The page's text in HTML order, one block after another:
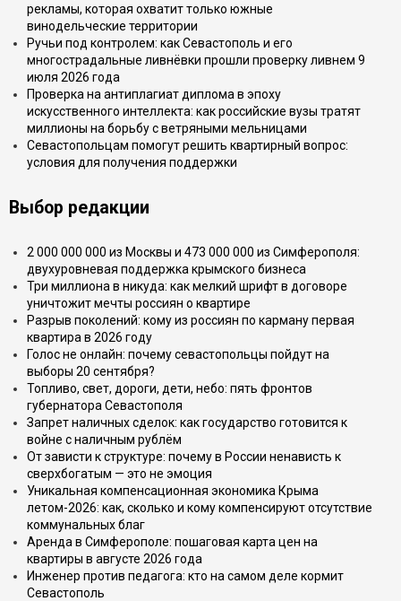
рекламы, которая охватит только южные
винодельческие территории
Ручьи под контролем: как Севастополь и его
многострадальные ливнёвки прошли проверку ливнем 9
июля 2026 года
Проверка на антиплагиат диплома в эпоху
искусственного интеллекта: как российские вузы тратят
миллионы на борьбу с ветряными мельницами
Севастопольцам помогут решить квартирный вопрос:
условия для получения поддержки
Выбор редакции
2 000 000 000 из Москвы и 473 000 000 из Симферополя:
двухуровневая поддержка крымского бизнеса
Три миллиона в никуда: как мелкий шрифт в договоре
уничтожит мечты россиян о квартире
Разрыв поколений: кому из россиян по карману первая
квартира в 2026 году
Голос не онлайн: почему севастопольцы пойдут на
выборы 20 сентября?
Топливо, свет, дороги, дети, небо: пять фронтов
губернатора Севастополя
Запрет наличных сделок: как государство готовится к
войне с наличным рублём
От зависти к структуре: почему в России ненависть к
сверхбогатым — это не эмоция
Уникальная компенсационная экономика Крыма
летом-2026: как, сколько и кому компенсируют отсутствие
коммунальных благ
Аренда в Симферополе: пошаговая карта цен на
квартиры в августе 2026 года
Инженер против педагога: кто на самом деле кормит
Севастополь